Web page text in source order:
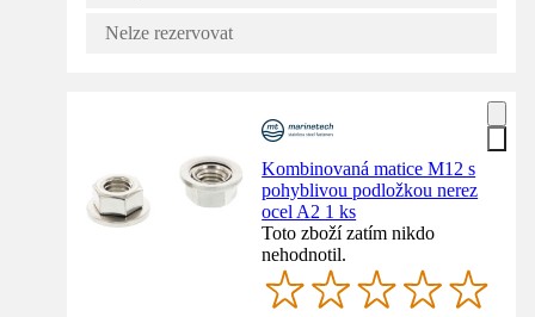
Nelze rezervovat
Kombinovaná matice M12 s
pohyblivou podložkou nerez
ocel A2 1 ks
Toto zboží zatím nikdo
nehodnotil.